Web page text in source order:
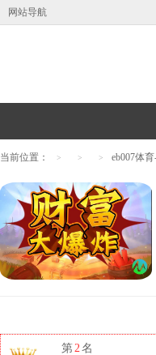
网站导航
当前位置： > > > eb007体
第2名